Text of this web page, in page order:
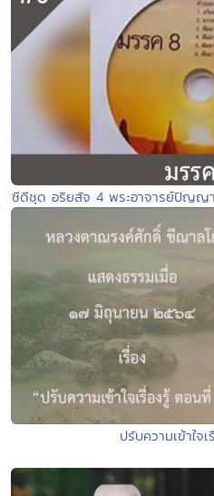
ซีดีชุด อริยสัจ 4 พระอาจารย์ปัญ
ปรับความเข้าใจ